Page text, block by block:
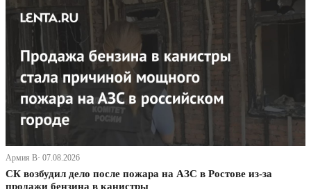
Армия В· 07.08.2026
СК возбудил дело после пожара на АЗС в Ростове из-за
продажи бензина в канистры